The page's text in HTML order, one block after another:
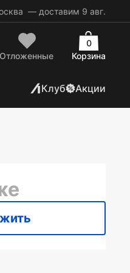
— доставим 9 авг.
Отложенные Корзина
0
Клуб Акции